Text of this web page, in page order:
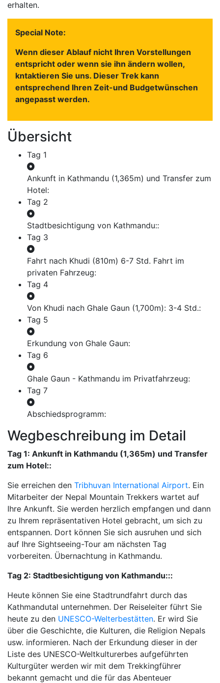
erhalten.
Special Note:
Wenn dieser Ablauf nicht Ihren Vorstellungen
entspricht oder wenn sie ihn ändern wollen,
kntaktieren Sie uns. Dieser Trek kann
entsprechend Ihren Zeit-und Budgetwünschen
angepasst werden.
Übersicht
Tag 1
Ankunft in Kathmandu (1,365m) und Transfer zum
Hotel:
Tag 2
Stadtbesichtigung von Kathmandu::
Tag 3
Fahrt nach Khudi (810m) 6-7 Std. Fahrt im
privaten Fahrzeug:
Tag 4
Von Khudi nach Ghale Gaun (1,700m): 3-4 Std.:
Tag 5
Erkundung von Ghale Gaun:
Tag 6
Ghale Gaun - Kathmandu im Privatfahrzeug:
Tag 7
Abschiedsprogramm:
Wegbeschreibung im Detail
Tag 1: Ankunft in Kathmandu (1,365m) und Transfer
zum Hotel::
Sie erreichen den Tribhuvan International Airport. Ein
Mitarbeiter der Nepal Mountain Trekkers wartet auf
Ihre Ankunft. Sie werden herzlich empfangen und dann
zu Ihrem repräsentativen Hotel gebracht, um sich zu
entspannen. Dort können Sie sich ausruhen und sich
auf Ihre Sightseeing-Tour am nächsten Tag
vorbereiten. Übernachtung in Kathmandu.
Tag 2: Stadtbesichtigung von Kathmandu:::
Heute können Sie eine Stadtrundfahrt durch das
Kathmandutal unternehmen. Der Reiseleiter führt Sie
heute zu den UNESCO-Welterbestätten. Er wird Sie
über die Geschichte, die Kulturen, die Religion Nepals
usw. informieren. Nach der Erkundung dieser in der
Liste des UNESCO-Weltkulturerbes aufgeführten
Kulturgüter werden wir mit dem Trekkingführer
bekannt gemacht und die für das Abenteuer